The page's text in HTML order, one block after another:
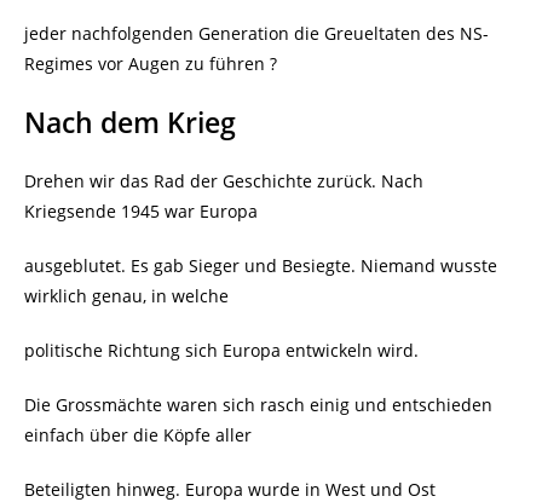
jeder nachfolgenden Generation die Greueltaten des NS-
Regimes vor Augen zu führen ?
Nach dem Krieg
Drehen wir das Rad der Geschichte zurück. Nach
Kriegsende 1945 war Europa
ausgeblutet. Es gab Sieger und Besiegte. Niemand wusste
wirklich genau, in welche
politische Richtung sich Europa entwickeln wird.
Die Grossmächte waren sich rasch einig und entschieden
einfach über die Köpfe aller
Beteiligten hinweg. Europa wurde in West und Ost